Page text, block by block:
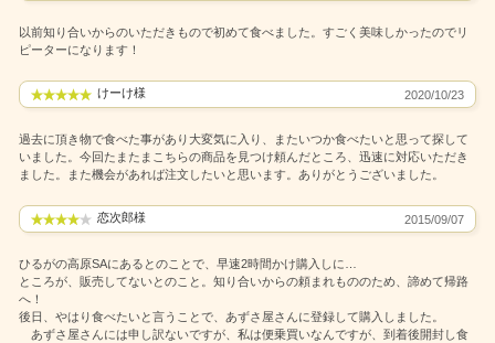
以前知り合いからのいただきもので初めて食べました。すごく美味しかったのでリ
ピーターになります！
けーけ様 2020/10/23
過去に頂き物で食べた事があり大変気に入り、またいつか食べたいと思って探して
いました。今回たまたまこちらの商品を見つけ頼んだところ、迅速に対応いただき
ました。また機会があれば注文したいと思います。ありがとうございました。
恋次郎様 2015/09/07
ひるがの高原SAにあるとのことで、早速2時間かけ購入しに…
ところが、販売してないとのこと。知り合いからの頼まれもののため、諦めて帰路
へ！
後日、やはり食べたいと言うことで、あずさ屋さんに登録して購入しました。
あずさ屋さんには申し訳ないですが、私は便乗買いなんですが、到着後開封し食